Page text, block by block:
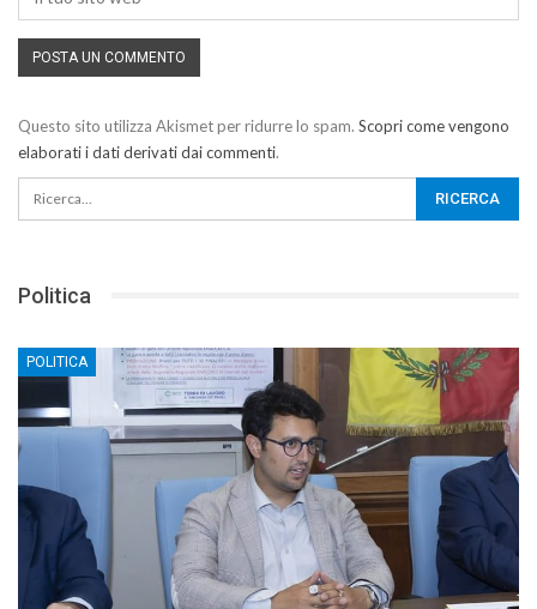
Questo sito utilizza Akismet per ridurre lo spam. Scopri come vengono
elaborati i dati derivati dai commenti.
Politica
POLITICA